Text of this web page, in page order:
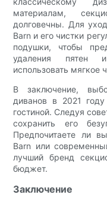
материалам,
долговечны. Для
Barn и его чистки
подушки, чтобы
удаления пятен
использовать мягкое
В заключение,
диванов в 2021
гостиной. Следуя
сохранить его
Предпочитаете ли
Barn или
лучший бренд
бюджет.
Заключение